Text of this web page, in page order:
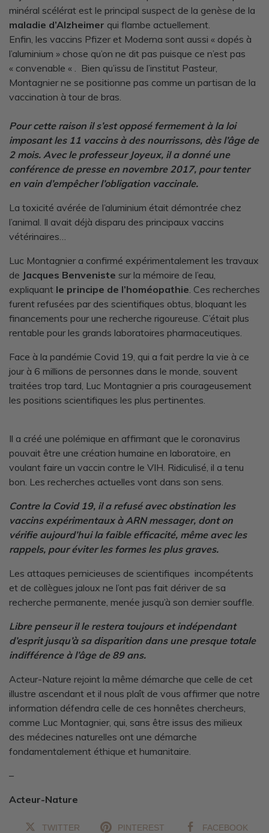
minéral scélérat est le principal suspect de la genèse de la
maladie d’Alzheimer qui flambe actuellement.
Enfin, les vaccins Pfizer et Moderna sont aussi « dopés à
l’aluminium » chose qu’on ne dit pas puisque ce n’est pas
« convenable « . Bien qu’issu de l’institut Pasteur,
Montagnier ne se positionne pas comme un partisan de la
vaccination à tour de bras.
Pour cette raison il s’est opposé fermement à la loi
imposant les 11 vaccins à des nourrissons, dès l’âge de
2 mois. Avec le professeur Joyeux, il a donné une
conférence de presse en novembre 2017, pour tenter
en vain d’empêcher l’obligation vaccinale.
La toxicité avérée de l’aluminium était démontrée chez
l’animal. Il avait déjà disparu des principaux vaccins
vétérinaires…
Luc Montagnier a confirmé expérimentalement les travaux
de Jacques Benveniste sur la mémoire de l’eau,
expliquant le principe de l’homéopathie . Ces recherches
furent refusées par des scientifiques obtus, bloquant les
financements pour une recherche rigoureuse. C’était plus
rentable pour les grands laboratoires pharmaceutiques.
Face à la pandémie Covid 19, qui a fait perdre la vie à ce
jour à 6 millions de personnes dans le monde, souvent
traitées trop tard, Luc Montagnier a pris courageusement
les positions scientifiques les plus pertinentes.
Il a créé une polémique en affirmant que le coronavirus
pouvait être une création humaine en laboratoire, en
voulant faire un vaccin contre le VIH. Ridiculisé, il a tenu
bon. Les recherches actuelles vont dans son sens.
Contre la Covid 19, il a refusé avec obstination les
vaccins expérimentaux à ARN messager, dont on
vérifie aujourd’hui la faible efficacité, même avec les
rappels, pour éviter les formes les plus graves.
Les attaques pernicieuses de scientifiques incompétents
et de collègues jaloux ne l’ont pas fait dériver de sa
recherche permanente, menée jusqu’à son dernier souffle.
Libre penseur il le restera toujours et indépendant
d’esprit jusqu’à sa disparition dans une presque totale
indifférence à l’âge de 89 ans.
Acteur-Nature rejoint la même démarche que celle de cet
illustre ascendant et il nous plaît de vous affirmer que notre
information défendra celle de ces honnêtes chercheurs,
comme Luc Montagnier, qui, sans être issus des milieux
des médecines naturelles ont une démarche
fondamentalement éthique et humanitaire.
–
Acteur-Nature
TWITTER PINTEREST FACEBOOK